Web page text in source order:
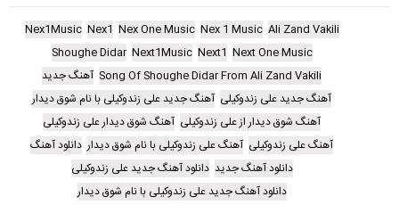
Ali Zand Vakili
Nex 1 Music
Nex One Music
Nex1
Nex1Music
Next One Music
Next1
Next1Music
Shoughe Didar
Song Of Shoughe Didar From Ali Zand Vakili آهنگ جدید
آهنگ جدید علی زندوکیلی آهنگ جدید علی زندوکیلی با نام شوق دیدار
آهنگ شوق دیدار از علی زندوکیلی آهنگ شوق دیدار علی زندوکیلی
آهنگ علی زندوکیلی آهنگ علی زندوکیلی با نام شوق دیدار دانلود آهنگ
دانلود آهنگ جدید دانلود آهنگ جدید علی زندوکیلی
دانلود آهنگ جدید علی زندوکیلی با نام شوق دیدار